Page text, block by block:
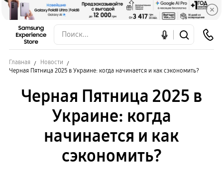
Главная
Новости
Черная Пятница 2025 в Украине: когда начинается и как сэкономить?
Черная Пятница 2025 в
Украине: когда
начинается и как
сэкономить?